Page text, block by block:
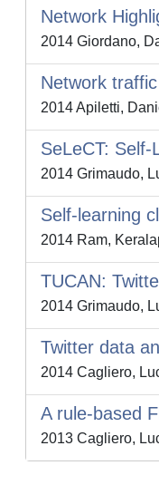
Network
2014 Giordano,
Network
2014 Apiletti,
SeLeCT:
2014 Grimaudo,
Self-learning
2014 Ram,
TUCAN:
2014 Grimaudo,
Twitter data
2014 Cagliero,
A rule-based
2013 Cagliero,